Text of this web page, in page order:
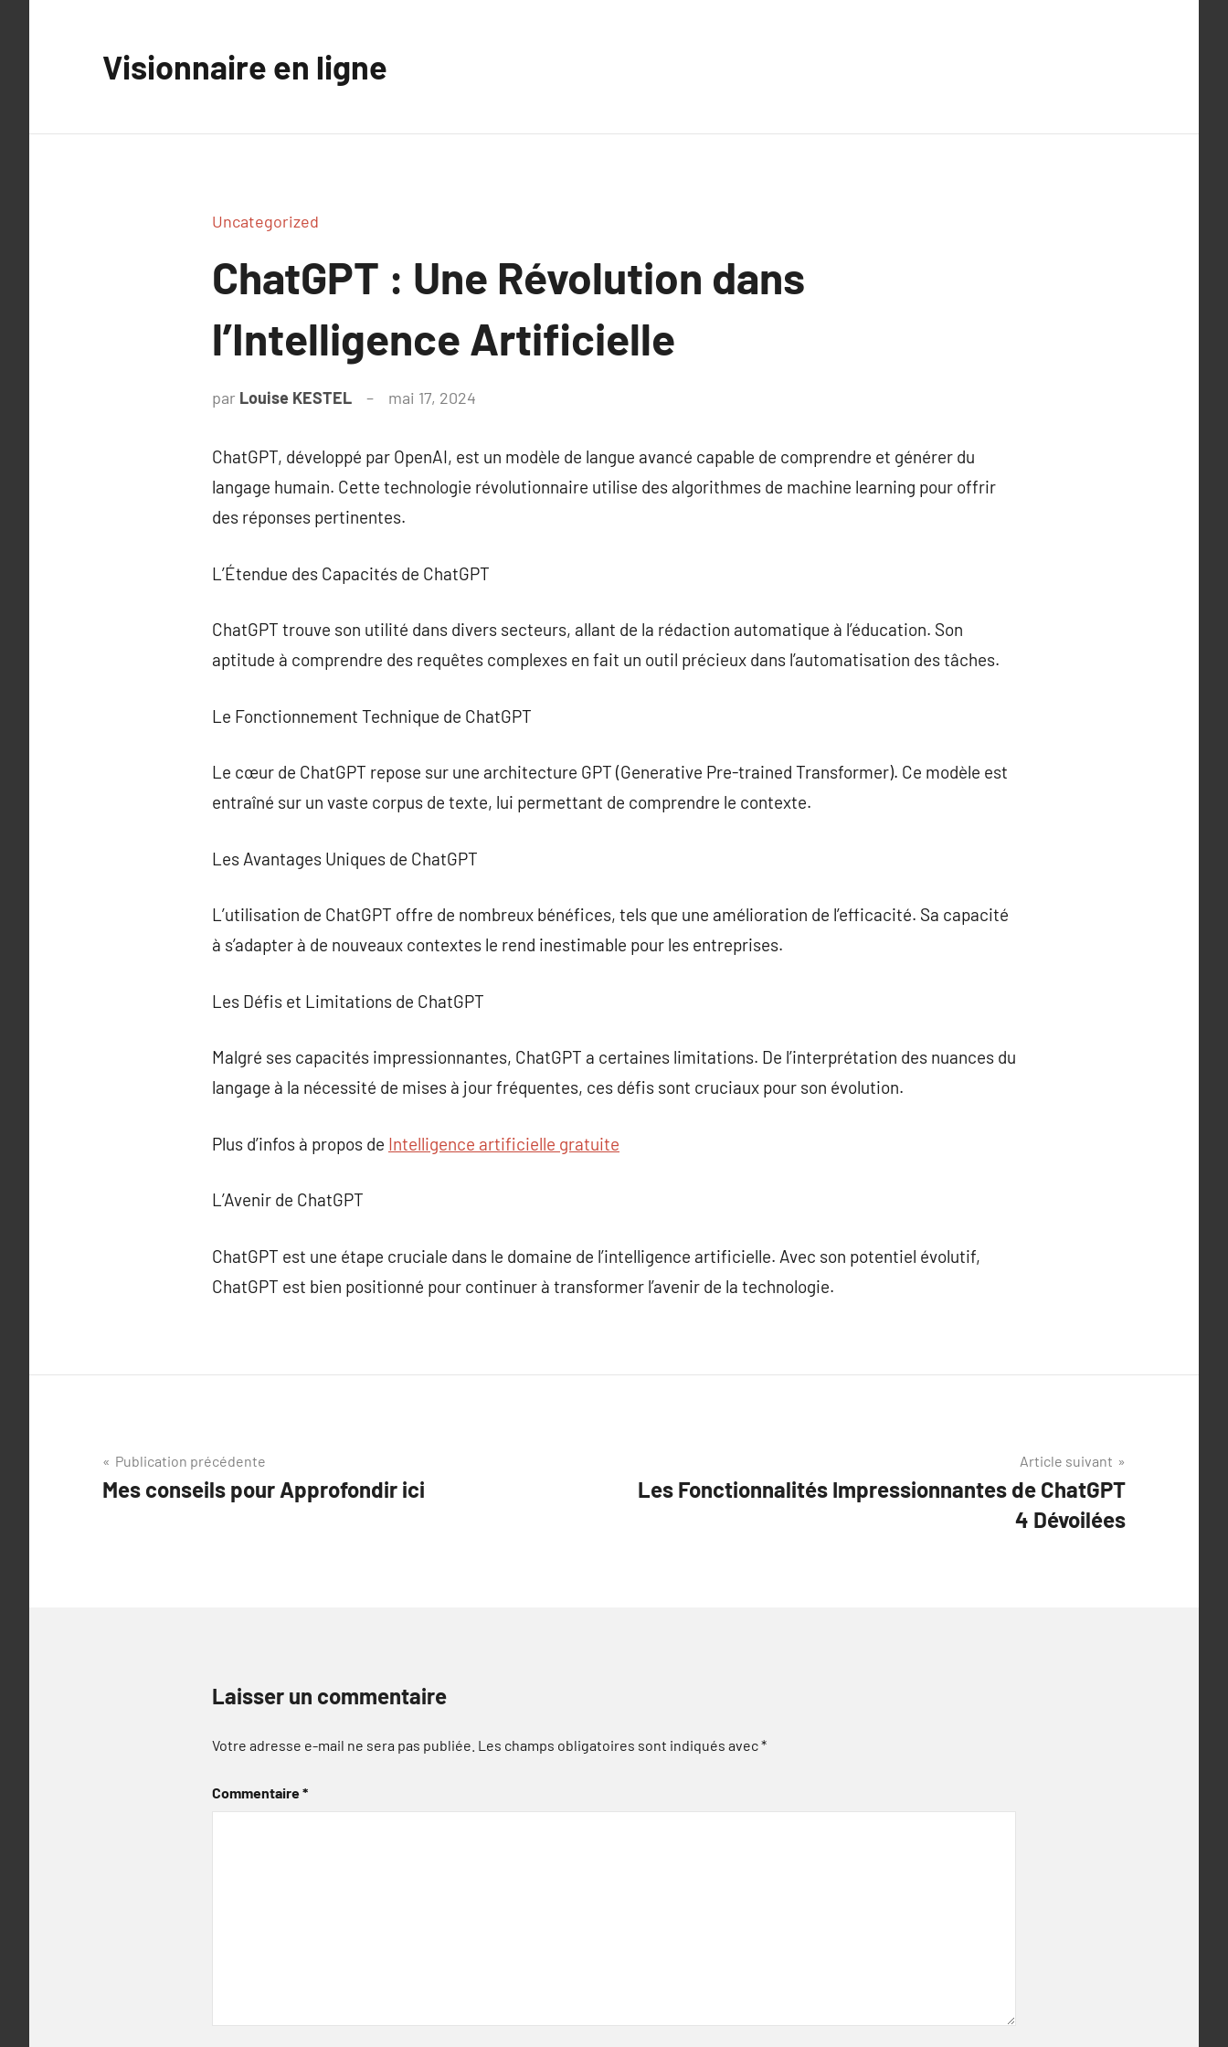
Visionnaire en ligne
Uncategorized
ChatGPT : Une Révolution dans
l’Intelligence Artificielle
par Louise KESTEL mai 17, 2024
ChatGPT, développé par OpenAI, est un modèle de langue avancé capable de comprendre et générer du
langage humain. Cette technologie révolutionnaire utilise des algorithmes de machine learning pour offrir
des réponses pertinentes.
L’Étendue des Capacités de ChatGPT
ChatGPT trouve son utilité dans divers secteurs, allant de la rédaction automatique à l’éducation. Son
aptitude à comprendre des requêtes complexes en fait un outil précieux dans l’automatisation des tâches.
Le Fonctionnement Technique de ChatGPT
Le cœur de ChatGPT repose sur une architecture GPT (Generative Pre-trained Transformer). Ce modèle est
entraîné sur un vaste corpus de texte, lui permettant de comprendre le contexte.
Les Avantages Uniques de ChatGPT
L’utilisation de ChatGPT offre de nombreux bénéfices, tels que une amélioration de l’efficacité. Sa capacité
à s’adapter à de nouveaux contextes le rend inestimable pour les entreprises.
Les Défis et Limitations de ChatGPT
Malgré ses capacités impressionnantes, ChatGPT a certaines limitations. De l’interprétation des nuances du
langage à la nécessité de mises à jour fréquentes, ces défis sont cruciaux pour son évolution.
Plus d’infos à propos de Intelligence artificielle gratuite
L’Avenir de ChatGPT
ChatGPT est une étape cruciale dans le domaine de l’intelligence artificielle. Avec son potentiel évolutif,
ChatGPT est bien positionné pour continuer à transformer l’avenir de la technologie.
Navigation
de
Publication précédente
Mes conseils pour Approfondir ici
Article suivant
Les Fonctionnalités Impressionnantes de ChatGPT
4 Dévoilées
Laisser un commentaire
Votre adresse e-mail ne sera pas publiée. Les champs obligatoires sont indiqués avec*
Commentaire*